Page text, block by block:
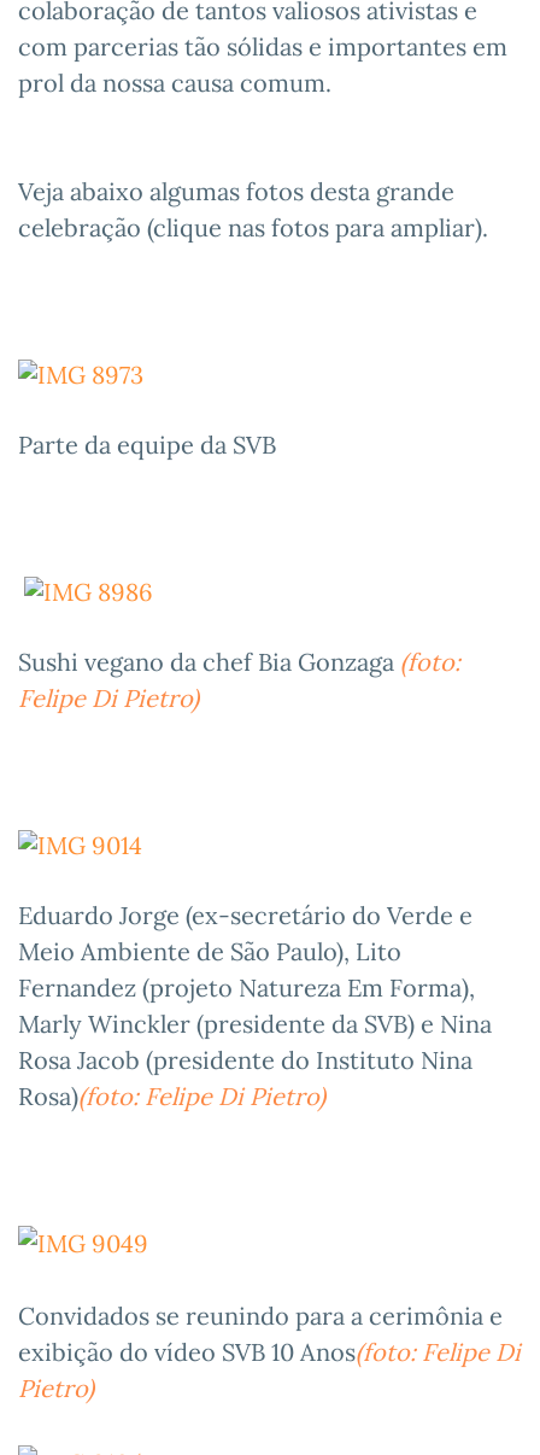
colaboração de tantos valiosos ativistas e
com parcerias tão sólidas e importantes em
prol da nossa causa comum.
Veja abaixo algumas fotos desta grande
celebração (clique nas fotos para ampliar).
Parte da equipe da SVB
Sushi vegano da chef Bia Gonzaga (foto:
Felipe Di Pietro)
Eduardo Jorge (ex-secretário do Verde e
Meio Ambiente de São Paulo), Lito
Fernandez (projeto Natureza Em Forma),
Marly Winckler (presidente da SVB) e Nina
Rosa Jacob (presidente do Instituto Nina
Rosa)(foto: Felipe Di Pietro)
Convidados se reunindo para a cerimônia e
exibição do vídeo SVB 10 Anos(foto: Felipe Di
Pietro)